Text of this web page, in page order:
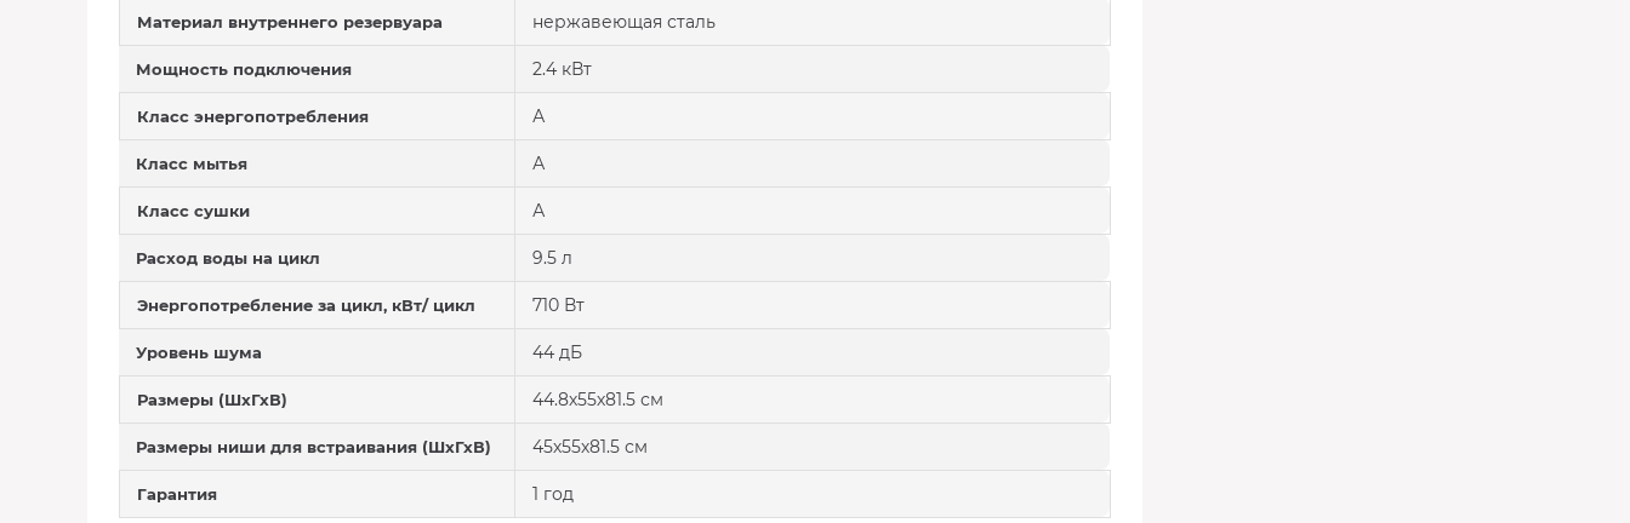
Материал внутреннего резервуара нержавеющая сталь
Мощность подключения 2.4 кВт
Класс энергопотребления А
Класс мытья А
Класс сушки А
Расход воды на цикл 9.5 л
Энергопотребление за цикл, кВт/ цикл 710 Вт
Уровень шума 44 дБ
Размеры (ШхГхВ) 44.8х55х81.5 см
Размеры ниши для встраивания (ШхГхВ) 45х55х81.5 см
Гарантия 1 год